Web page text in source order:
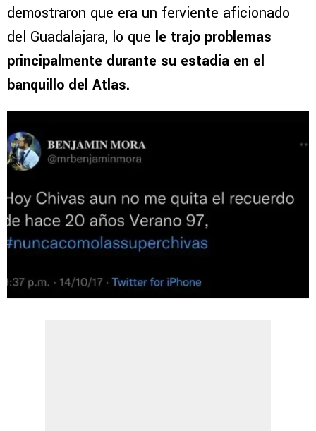
demostraron que era un ferviente aficionado
del Guadalajara, lo que le trajo problemas
principalmente durante su estadía en el
banquillo del Atlas.